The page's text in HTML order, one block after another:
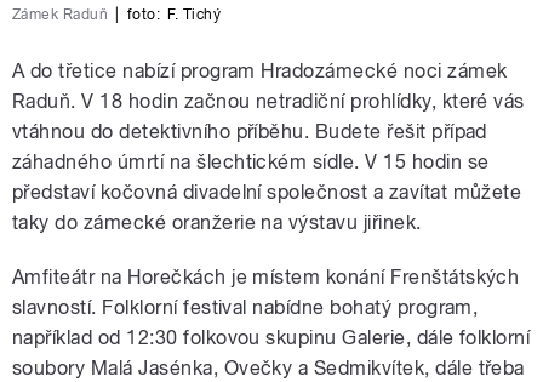
Zámek Raduň foto: F. Tichý
A do třetice nabízí program Hradozámecké noci zámek
Raduň. V 18 hodin začnou netradiční prohlídky, které vás
vtáhnou do detektivního příběhu. Budete řešit případ
záhadného úmrtí na šlechtickém sídle. V 15 hodin se
představí kočovná divadelní společnost a zavítat můžete
taky do zámecké oranžerie na výstavu jiřinek.
Amfiteátr na Horečkách je místem konání Frenštátských
slavností. Folklorní festival nabídne bohatý program,
například od 12:30 folkovou skupinu Galerie, dále folklorní
soubory Malá Jasénka, Ovečky a Sedmikvítek, dále třeba